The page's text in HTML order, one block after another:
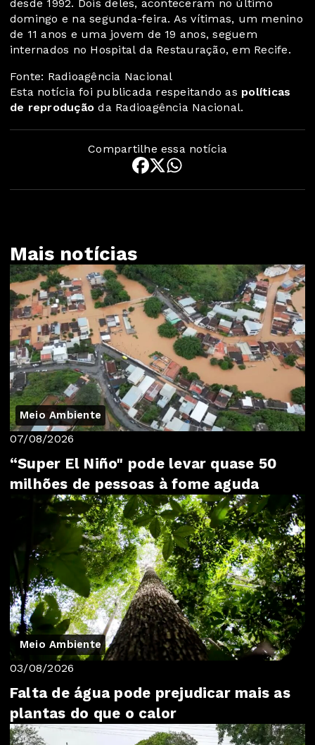
desde 1992. Dois deles, aconteceram no último
domingo e na segunda-feira. As vítimas, um menino
de 11 anos e uma jovem de 19 anos, seguem
internados no Hospital da Restauração, em Recife.
Fonte: Radioagência Nacional
Esta notícia foi publicada respeitando as políticas
de reprodução da Radioagência Nacional.
Compartilhe essa notícia
Mais notícias
Meio Ambiente
07/08/2026
“Super El Niño" pode levar quase 50
milhões de pessoas à fome aguda
Meio Ambiente
03/08/2026
Falta de água pode prejudicar mais as
plantas do que o calor